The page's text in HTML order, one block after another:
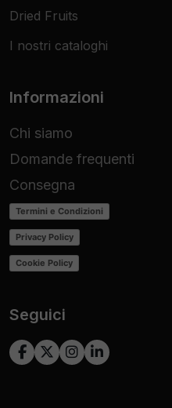
Dried Fruits
I nostri cataloghi
Informazioni
Chi siamo
Domande frequenti
Consegna
Termini e Condizioni
Privacy Policy
Cookie Policy
Seguici